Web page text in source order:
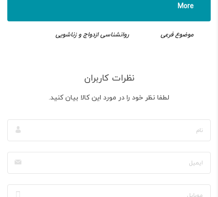
More
موضوع فرعی روانشناسی ازدواج و زناشویی
نظرات کاربران
لطفا نظر خود را در مورد این کالا بیان کنید.